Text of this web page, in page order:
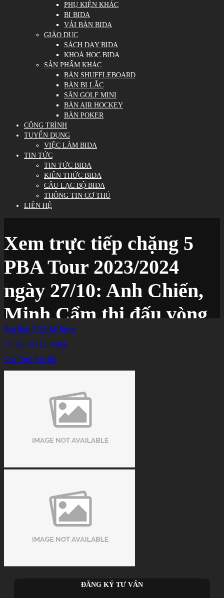
PHỤ KIỆN KHÁC
BI BIDA
VẢI BÀN BIDA
GIÁO DỤC
SÁCH DẠY BIDA
KHOÁ HỌC BIDA
SẢN PHẨM KHÁC
BÀN SHUFFLEBOARD
BÀN BI LẮC
SÂN GOLF MINI
BÀN AIR HOCKEY
BÀN POKER
CÔNG TRÌNH
TUYỂN DỤNG
VIỆC LÀM BIDA
TIN TỨC
TIN TỨC BIDA
KIẾN THỨC BIDA
CÂU LẠC BỘ BIDA
THÔNG TIN CƠ THỦ
LIÊN HỆ
Xem trực tiếp chặng 5
PBA Tour 2023/2024
ngày 27/10: Anh Chiến,
Minh Cẩm thi đấu vòng
1/16
thi đấu vòng 1/16
Bàn Bida Thiết Kế Riêng
Tư Vấn Mở CLB Bida
Cho Thuê Bàn Bia
ĐĂNG KÝ TƯ VẤN